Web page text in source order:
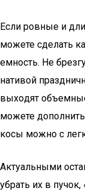
Если ров­ные и
може­те сде­лать
ем­ность. Не
на­ти­вой
выхо­дят
може­те
косы мож­но с
Акту­аль­ны­ми
убрать их в